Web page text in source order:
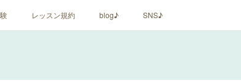
レッスン規約 blog♪ SNS♪